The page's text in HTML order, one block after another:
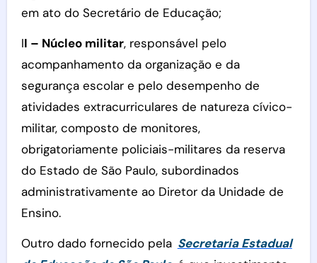
em ato do Secretário de Educação;
II – Núcleo militar, responsável pelo
acompanhamento da organização e da
segurança escolar e pelo desempenho de
atividades extracurriculares de natureza cívico-
militar, composto de monitores,
obrigatoriamente policiais-militares da reserva
do Estado de São Paulo, subordinados
administrativamente ao Diretor da Unidade de
Ensino.
Outro dado fornecido pela Secretaria Estadual